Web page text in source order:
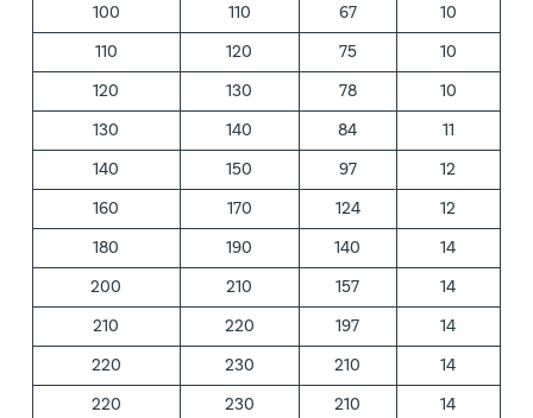
100
110 67
10
110
120 75
10
120
130 78
10
130
140 84
11
140
150 97
12
160
170 124
12
180
190 140
14
200
210 157
14
210
220 197
14
220
230 210
14
220
230 210
14